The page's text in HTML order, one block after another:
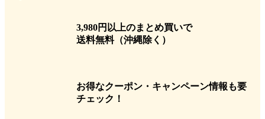
3,980円以上のまとめ買いで
送料無料（沖縄除く）
お得なクーポン・キャンペーン情報も要
チェック！